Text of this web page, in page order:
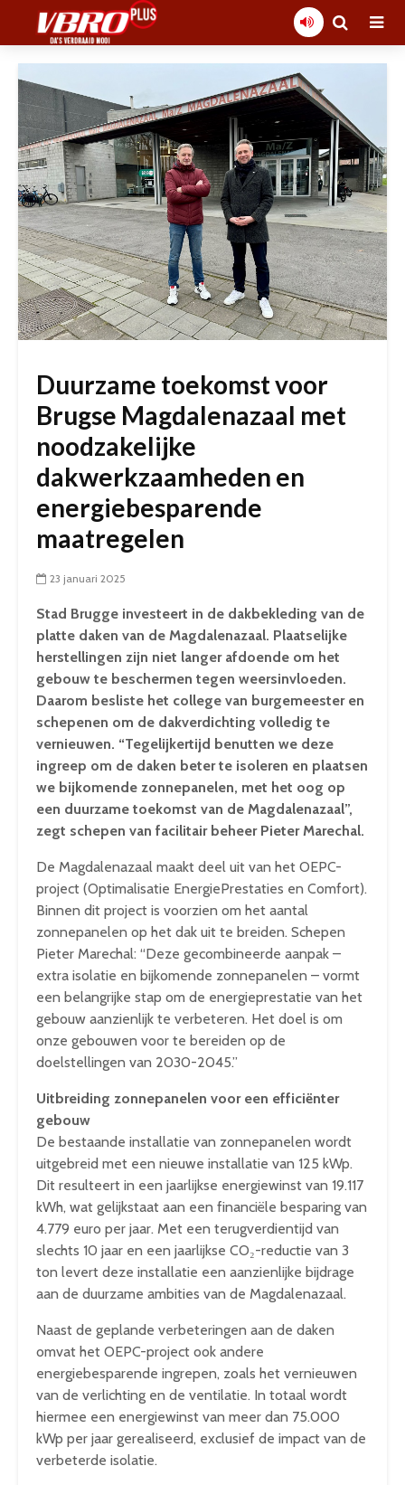
Duurzame toekomst voor
Brugse Magdalenazaal met
noodzakelijke
dakwerkzaamheden en
energiebesparende
maatregelen
23 januari 2025
Stad Brugge investeert in de dakbekleding van de
platte daken van de Magdalenazaal. Plaatselijke
herstellingen zijn niet langer afdoende om het
gebouw te beschermen tegen weersinvloeden.
Daarom besliste het college van burgemeester en
schepenen om de dakverdichting volledig te
vernieuwen. “Tegelijkertijd benutten we deze
ingreep om de daken beter te isoleren en plaatsen
we bijkomende zonnepanelen, met het oog op
een duurzame toekomst van de Magdalenazaal”,
zegt schepen van facilitair beheer Pieter Marechal.
De Magdalenazaal maakt deel uit van het OEPC-
project (Optimalisatie EnergiePrestaties en Comfort).
Binnen dit project is voorzien om het aantal
zonnepanelen op het dak uit te breiden. Schepen
Pieter Marechal: “Deze gecombineerde aanpak –
extra isolatie en bijkomende zonnepanelen – vormt
een belangrijke stap om de energieprestatie van het
gebouw aanzienlijk te verbeteren. Het doel is om
onze gebouwen voor te bereiden op de
doelstellingen van 2030-2045.”
Uitbreiding zonnepanelen voor een efficiënter
gebouw
De bestaande installatie van zonnepanelen wordt
uitgebreid met een nieuwe installatie van 125 kWp.
Dit resulteert in een jaarlijkse energiewinst van 19.117
kWh, wat gelijkstaat aan een financiële besparing van
4.779 euro per jaar. Met een terugverdientijd van
slechts 10 jaar en een jaarlijkse CO₂-reductie van 3
ton levert deze installatie een aanzienlijke bijdrage
aan de duurzame ambities van de Magdalenazaal.
Naast de geplande verbeteringen aan de daken
omvat het OEPC-project ook andere
energiebesparende ingrepen, zoals het vernieuwen
van de verlichting en de ventilatie. In totaal wordt
hiermee een energiewinst van meer dan 75.000
kWp per jaar gerealiseerd, exclusief de impact van de
verbeterde isolatie.